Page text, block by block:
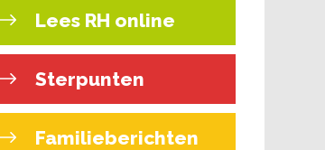
Lees RH online
Sterpunten
Familieberichten